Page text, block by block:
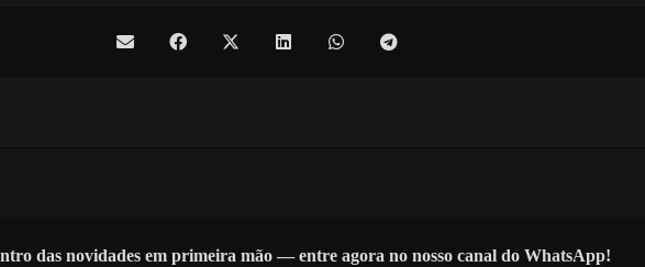
das novidades em primeira mão — entre agora no nosso canal do WhatsApp!